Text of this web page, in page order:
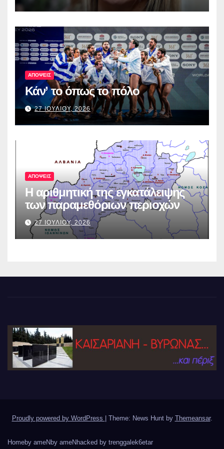
ΑΠΟΨΕΙΣ
Κάν’ το όπως το πόλο
27 ΙΟΥΛΙΟΥ, 2026
ΑΠΟΨΕΙΣ
Η αριθμητική της εγκατάλειψης
των παραμεθόριων περιοχών
27 ΙΟΥΛΙΟΥ, 2026
Proudly powered by WordPress Theme: News Hunt by Themeansar.
Homeby ameN by ameN hacked by trenggalek6etar